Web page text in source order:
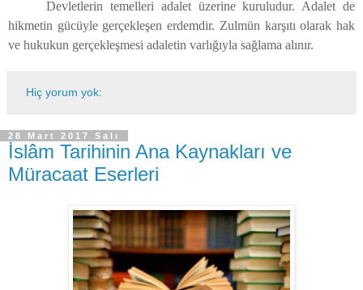
Devletlerin temelleri adalet üzerine kuruludur. Adalet de
hikmetin gücüyle gerçekleşen erdemdir. Zulmün karşıtı olarak hak
ve hukukun gerçekleşmesi adaletin varlığıyla sağlama alınır.
Hiç yorum yok:
28 Mart 2017 Salı
İslâm Tarihinin Ana Kaynakları ve
Müracaat Eserleri